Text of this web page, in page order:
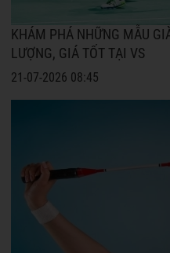
KHÁM PHÁ NHỮNG MẪU
LƯỢNG, GIÁ TỐT TẠI VS
21-07-2026 08:45